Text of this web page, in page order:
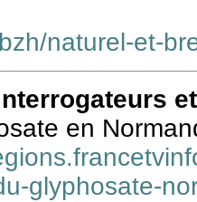
naturel-et-
en
glyphosate-